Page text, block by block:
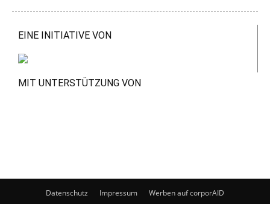
EINE INITIATIVE VON
MIT UNTERSTÜTZUNG VON
Datenschutz Impressum Werben auf corporAID